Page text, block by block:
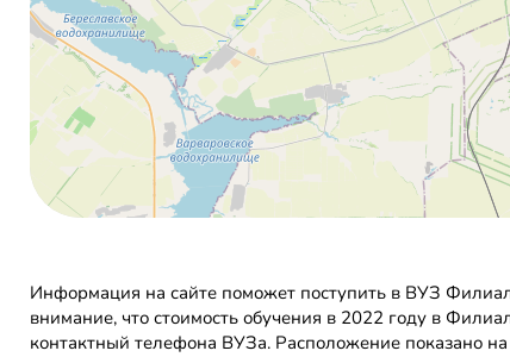
Информация на сайте поможет поступить в ВУЗ
внимание, что стоимость обучения в 2022 году в
контактный телефона ВУЗа. Расположение показано